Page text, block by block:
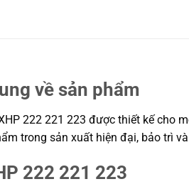
về sản phẩm
222 221 223 được thiết kế cho
trong sản xuất hiện đại, bảo trì
222 221 223